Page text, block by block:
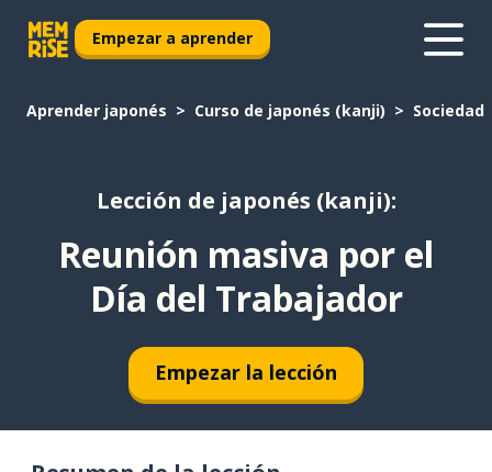
Empezar a aprender
Aprender japonés Curso de japonés (kanji) Sociedad
Lección de japonés (kanji):
Reunión masiva por el
Día del Trabajador
Empezar la lección